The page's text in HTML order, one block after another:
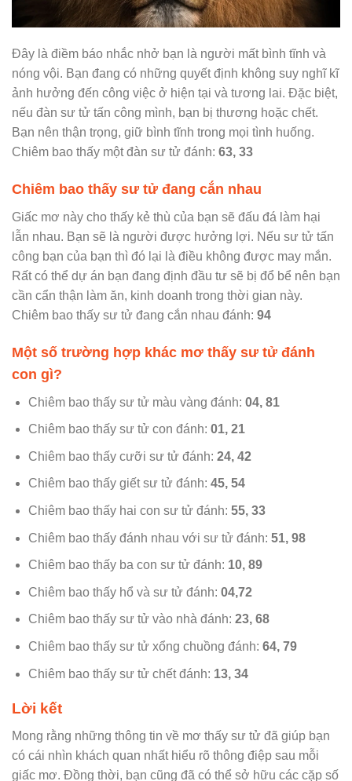
Đây là điềm báo nhắc nhở bạn là người mất bình tĩnh và
nóng vội. Bạn đang có những quyết định không suy nghĩ kĩ
ảnh hưởng đến công việc ở hiện tại và tương lai. Đặc biệt,
nếu đàn sư tử tấn công mình, bạn bị thương hoặc chết.
Bạn nên thận trọng, giữ bình tĩnh trong mọi tình huống.
Chiêm bao thấy một đàn sư tử đánh: 63, 33
Chiêm bao thấy sư tử đang cắn nhau
Giấc mơ này cho thấy kẻ thù của bạn sẽ đấu đá làm hại
lẫn nhau. Bạn sẽ là người được hưởng lợi. Nếu sư tử tấn
công bạn của bạn thì đó lại là điều không được may mắn.
Rất có thể dự án bạn đang định đầu tư sẽ bị đổ bể nên bạn
cần cẩn thận làm ăn, kinh doanh trong thời gian này.
Chiêm bao thấy sư tử đang cắn nhau đánh: 94
Một số trường hợp khác mơ thấy sư tử đánh
con gì?
Chiêm bao thấy sư tử màu vàng đánh: 04, 81
Chiêm bao thấy sư tử con đánh: 01, 21
Chiêm bao thấy cưỡi sư tử đánh: 24, 42
Chiêm bao thấy giết sư tử đánh: 45, 54
Chiêm bao thấy hai con sư tử đánh: 55, 33
Chiêm bao thấy đánh nhau với sư tử đánh: 51, 98
Chiêm bao thấy ba con sư tử đánh: 10, 89
Chiêm bao thấy hổ và sư tử đánh: 04,72
Chiêm bao thấy sư tử vào nhà đánh: 23, 68
Chiêm bao thấy sư tử xổng chuồng đánh: 64, 79
Chiêm bao thấy sư tử chết đánh: 13, 34
Lời kết
Mong rằng những thông tin về mơ thấy sư tử đã giúp bạn
có cái nhìn khách quan nhất hiểu rõ thông điệp sau mỗi
giấc mơ. Đồng thời, bạn cũng đã có thể sở hữu các cặp số